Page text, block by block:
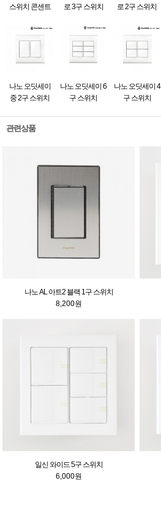
스위치 콘센트
로 3구 스위치
로 2구 스위치
나노 오딧세이
중 2구 스위치
나노 오딧세이 6
구 스위치
나노 오딧세이 4
구 스위치
관련상품
나노 AL 아트2 블랙 1구 스위치
8,200원
일신 와이드 5구 스위치
6,000원